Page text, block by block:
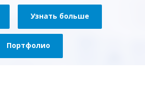
Узнать больше
Портфолио